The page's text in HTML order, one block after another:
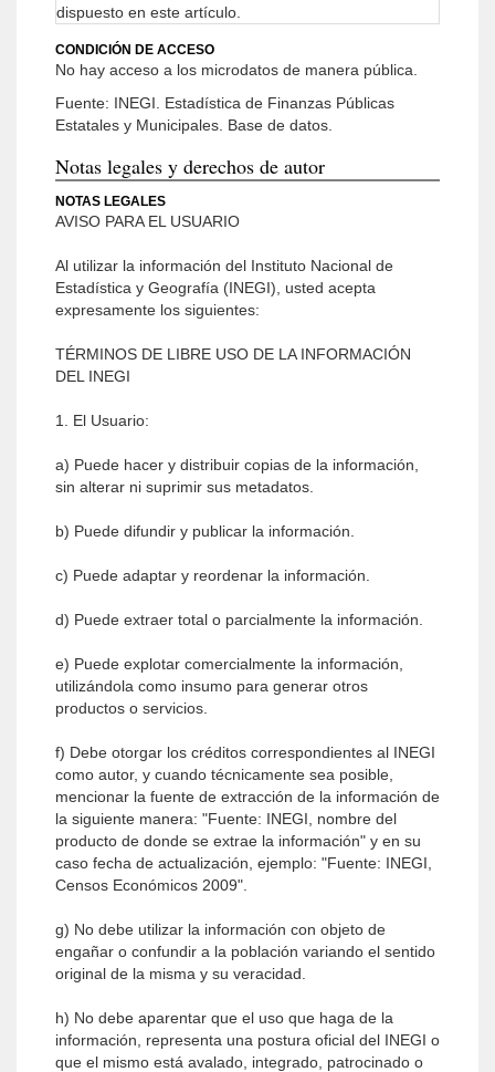
dispuesto en este artículo.
CONDICIÓN DE ACCESO
No hay acceso a los microdatos de manera pública.
Fuente: INEGI. Estadística de Finanzas Públicas
Estatales y Municipales. Base de datos.
Notas legales y derechos de autor
NOTAS LEGALES
AVISO PARA EL USUARIO
Al utilizar la información del Instituto Nacional de
Estadística y Geografía (INEGI), usted acepta
expresamente los siguientes:
TÉRMINOS DE LIBRE USO DE LA INFORMACIÓN
DEL INEGI
1. El Usuario:
a) Puede hacer y distribuir copias de la información,
sin alterar ni suprimir sus metadatos.
b) Puede difundir y publicar la información.
c) Puede adaptar y reordenar la información.
d) Puede extraer total o parcialmente la información.
e) Puede explotar comercialmente la información,
utilizándola como insumo para generar otros
productos o servicios.
f) Debe otorgar los créditos correspondientes al INEGI
como autor, y cuando técnicamente sea posible,
mencionar la fuente de extracción de la información de
la siguiente manera: "Fuente: INEGI, nombre del
producto de donde se extrae la información" y en su
caso fecha de actualización, ejemplo: "Fuente: INEGI,
Censos Económicos 2009".
g) No debe utilizar la información con objeto de
engañar o confundir a la población variando el sentido
original de la misma y su veracidad.
h) No debe aparentar que el uso que haga de la
información, representa una postura oficial del INEGI o
que el mismo está avalado, integrado, patrocinado o